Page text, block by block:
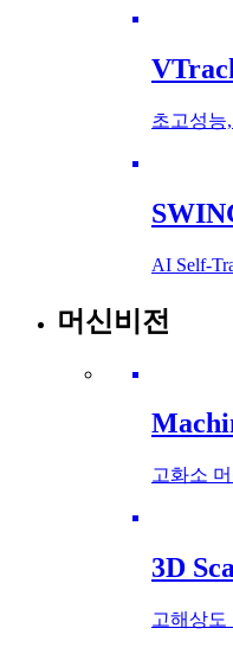
초고성능
AI Self-
머신비전
고화소
3D
고해상도